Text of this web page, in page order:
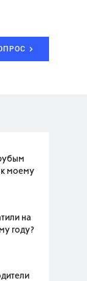
к моему
на
году?